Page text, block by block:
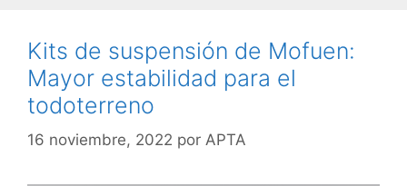
Kits de suspensión de Mofuen:
Mayor estabilidad para el
todoterreno
16 noviembre, 2022 por APTA